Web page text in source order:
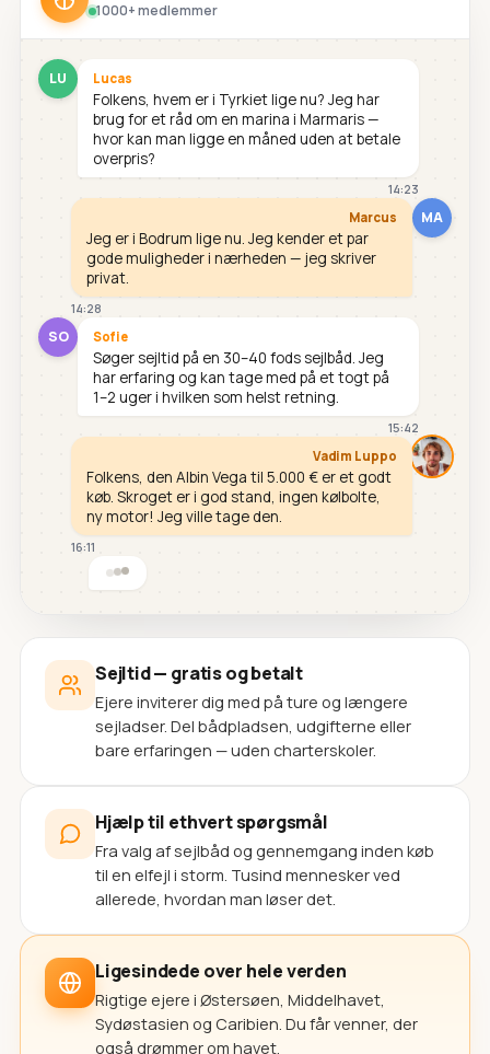
1000+ medlemmer
LU Lucas
Folkens, hvem er i Tyrkiet lige nu? Jeg har
brug for et råd om en marina i Marmaris —
hvor kan man ligge en måned uden at betale
overpris?
14:23
MA
Marcus
Jeg er i Bodrum lige nu. Jeg kender et par
gode muligheder i nærheden — jeg skriver
privat.
14:28
SO Sofie
Søger sejltid på en 30–40 fods sejlbåd. Jeg
har erfaring og kan tage med på et togt på
1–2 uger i hvilken som helst retning.
15:42
Vadim Luppo
Folkens, den Albin Vega til 5.000 € er et godt
køb. Skroget er i god stand, ingen kølbolte,
ny motor! Jeg ville tage den.
16:11
Sejltid — gratis og betalt
Ejere inviterer dig med på ture og længere
sejladser. Del bådpladsen, udgifterne eller
bare erfaringen — uden charterskoler.
Hjælp til ethvert spørgsmål
Fra valg af sejlbåd og gennemgang inden køb
til en elfejl i storm. Tusind mennesker ved
allerede, hvordan man løser det.
Ligesindede over hele verden
Rigtige ejere i Østersøen, Middelhavet,
Sydøstasien og Caribien. Du får venner, der
også drømmer om havet.